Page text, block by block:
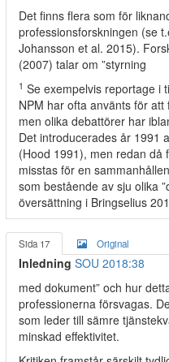
Det finns flera som för
professionsforskningen (se
Johansson et al. 2015).
(2007) talar om ”styrning
1 Se exempelvis reportage i
NPM har ofta använts för
men olika debattörer har
Det introducerades år 1991
(Hood 1991), men redan då
misstas för en
som bestående av sju olika
översättning i Bringselius
Sida 17 Original
Inledning SOU 2018:38
med dokument” och hur
professionerna försvagas.
som leder till sämre
minskad effektivitet.